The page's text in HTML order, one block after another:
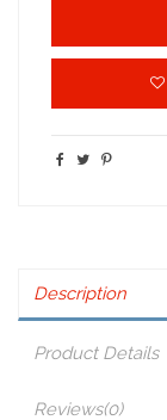
Description
Product Details
Reviews(0)